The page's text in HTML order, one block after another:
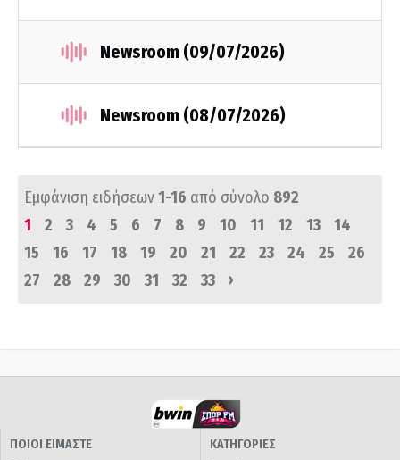
Newsroom (09/07/2026)
Newsroom (08/07/2026)
Εμφάνιση ειδήσεων1-16 από σύνολο 892
1
2 3 4 5 6 7 8 9 10 11 12 13
14
15
16 17 18 19 20 21 22 23 24 25
26
27
28 29 30 31 32 33 ›
ΠΟΙΟΙ ΕΙΜΑΣΤΕ
ΚΑΤΗΓΟΡΙΕΣ